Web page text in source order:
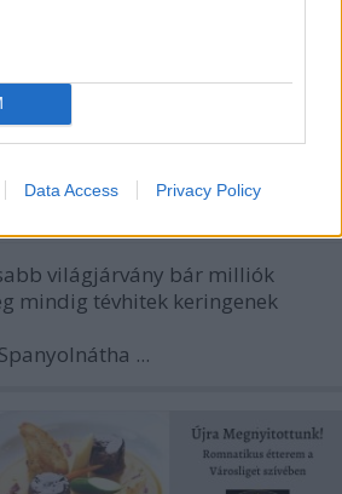
Data Access Privacy Policy
tévhitek a
kapcsolatban
világjárvány bár milliók
mindig tévhitek keringenek
...